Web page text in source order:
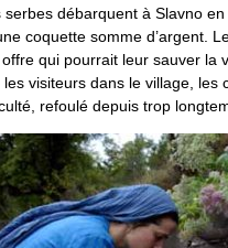
serbes débarquent à Slavno
coquette somme d’argent.
qui pourrait leur sauver la
visiteurs dans le village,
refoulé depuis trop